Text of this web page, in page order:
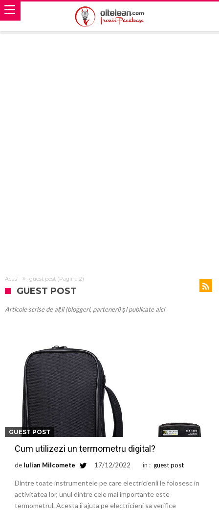
Acas' guest post (Pagina 2)
GUEST POST
Articole scrise de alții (bloggeri, parteneri) și publicate aici
GUEST POST
Cum utilizezi un termometru digital?
de Iulian Milcomete 17/12/2022 în : guest post
Dintre toate instrumentele pe care electricienii le folosesc in
activitatea lor, unul dintre cele mai importante este
termometrul. Acesta ii ajuta pe electricieni sa verifice